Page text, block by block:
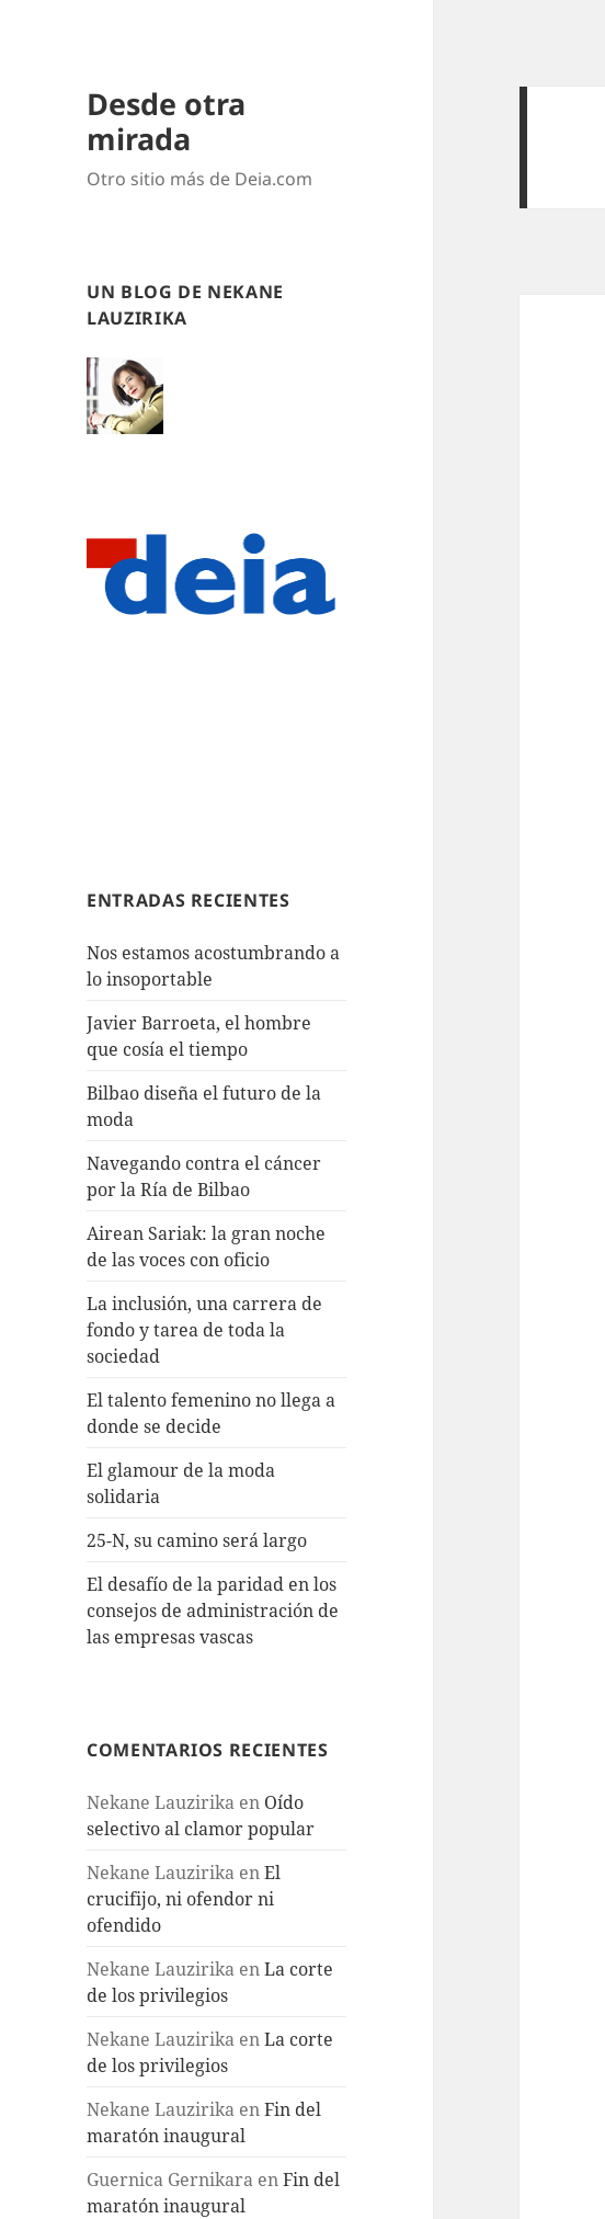
Desde otra
mirada
Otro sitio más de Deia.com
UN BLOG DE NEKANE
LAUZIRIKA
ENTRADAS RECIENTES
Nos estamos acostumbrando a
lo insoportable
Javier Barroeta, el hombre
que cosía el tiempo
Bilbao diseña el futuro de la
moda
Navegando contra el cáncer
por la Ría de Bilbao
Airean Sariak: la gran noche
de las voces con oficio
La inclusión, una carrera de
fondo y tarea de toda la
sociedad
El talento femenino no llega a
donde se decide
El glamour de la moda
solidaria
25-N, su camino será largo
El desafío de la paridad en los
consejos de administración de
las empresas vascas
COMENTARIOS RECIENTES
Nekane Lauzirika en Oído
selectivo al clamor popular
Nekane Lauzirika enEl
crucifijo, ni ofendor ni
ofendido
Nekane Lauzirika enLa corte
de los privilegios
Nekane Lauzirika enLa corte
de los privilegios
Nekane Lauzirika enFin del
maratón inaugural
Guernica Gernikara enFin del
maratón inaugural